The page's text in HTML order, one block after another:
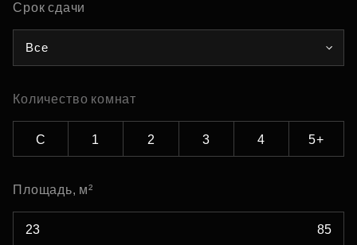
Срок сдачи
Все
Количество комнат
С 1 2 3 4 5+
Площадь, м²